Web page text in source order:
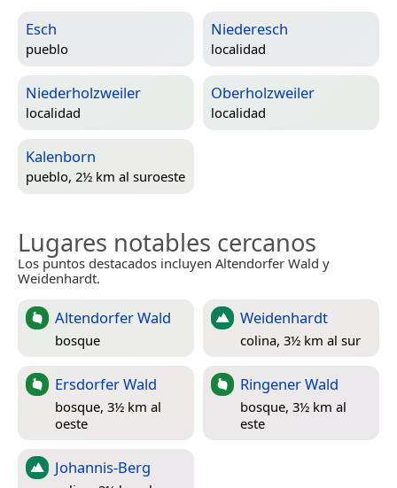
Esch
pueblo
Niederesch
localidad
Niederholzweiler
localidad
Oberholzweiler
localidad
Kalenborn
pueblo, 2½ km al suroeste
Lugares notables cercanos
Los puntos destacados incluyen Altendorfer Wald y
Weidenhardt.
Altendorfer Wald
bosque
Weidenhardt
colina, 3½ km al sur
Ersdorfer Wald
bosque, 3½ km al
oeste
Ringener Wald
bosque, 3½ km al
este
Johannis-Berg